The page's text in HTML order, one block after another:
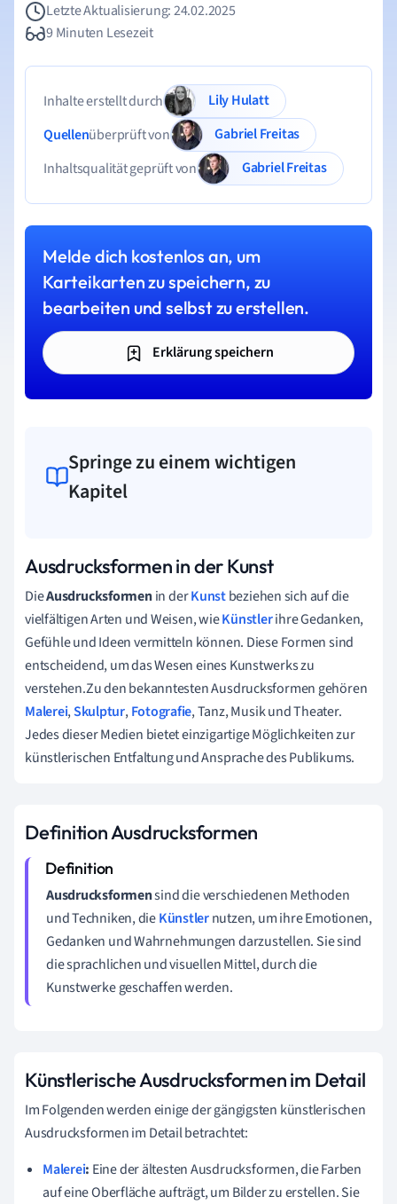
Letzte Aktualisierung: 24.02.2025
9 Minuten Lesezeit
Inhalte erstellt durch
Lily Hulatt
Quellenüberprüft von
Gabriel Freitas
Inhaltsqualität geprüft von
Gabriel Freitas
Melde dich kostenlos an, um
Karteikarten zu speichern, zu
bearbeiten und selbst zu erstellen.
Erklärung speichern
Springe zu einem wichtigen
Kapitel
Ausdrucksformen in der Kunst
DieAusdrucksformenin derKunstbeziehen sich auf die
vielfältigen Arten und Weisen, wieKünstlerihre Gedanken,
Gefühle und Ideen vermitteln können. Diese Formen sind
entscheidend, um das Wesen eines Kunstwerks zu
verstehen.Zu den bekanntesten Ausdrucksformen gehören
Malerei,Skulptur,Fotografie, Tanz, Musik und Theater.
Jedes dieser Medien bietet einzigartige Möglichkeiten zur
künstlerischen Entfaltung und Ansprache des Publikums.
Definition Ausdrucksformen
Ausdrucksformensind die verschiedenen Methoden
und Techniken, dieKünstlernutzen, um ihre Emotionen,
Gedanken und Wahrnehmungen darzustellen. Sie sind
die sprachlichen und visuellen Mittel, durch die
Kunstwerke geschaffen werden.
Künstlerische Ausdrucksformen im Detail
Im Folgenden werden einige der gängigsten künstlerischen
Ausdrucksformen im Detail betrachtet:
Malerei: Eine der ältesten Ausdrucksformen, die Farben
auf eine Oberfläche aufträgt, um Bilder zu erstellen. Sie